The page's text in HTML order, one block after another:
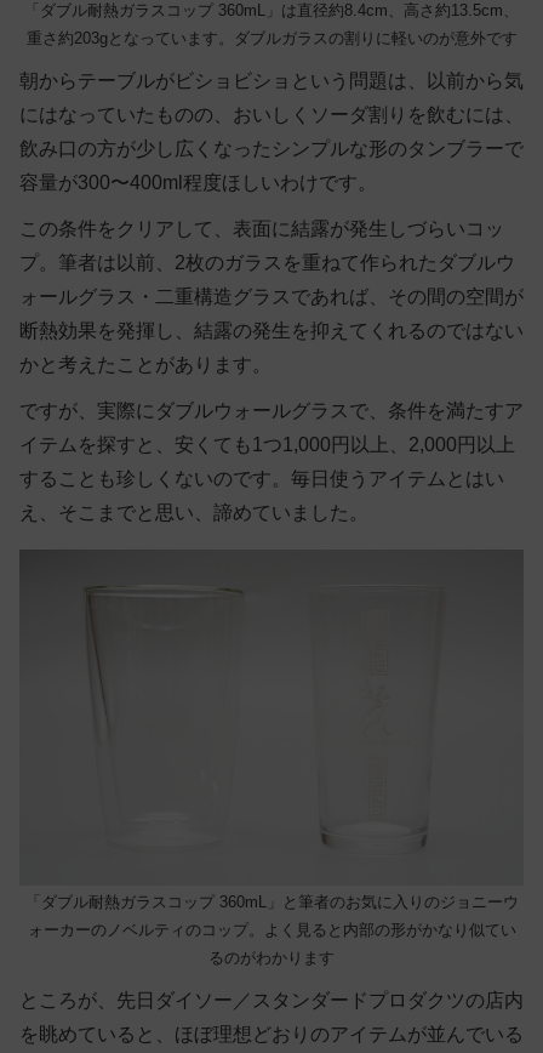
「ダブル耐熱ガラスコップ 360mL」は直径約8.4cm、高さ約13.5cm、
重さ約203gとなっています。ダブルガラスの割りに軽いのが意外です
朝からテーブルがビショビショという問題は、以前から気
にはなっていたものの、おいしくソーダ割りを飲むには、
飲み口の方が少し広くなったシンプルな形のタンブラーで
容量が300〜400ml程度ほしいわけです。
この条件をクリアして、表面に結露が発生しづらいコッ
プ。筆者は以前、2枚のガラスを重ねて作られたダブルウ
ォールグラス・二重構造グラスであれば、その間の空間が
断熱効果を発揮し、結露の発生を抑えてくれるのではない
かと考えたことがあります。
ですが、実際にダブルウォールグラスで、条件を満たすア
イテムを探すと、安くても1つ1,000円以上、2,000円以上
することも珍しくないのです。毎日使うアイテムとはい
え、そこまでと思い、諦めていました。
「ダブル耐熱ガラスコップ 360mL」と筆者のお気に入りのジョニーウ
ォーカーのノベルティのコップ。よく見ると内部の形がかなり似てい
るのがわかります
ところが、先日ダイソー／スタンダードプロダクツの店内
を眺めていると、ほぼ理想どおりのアイテムが並んでいる